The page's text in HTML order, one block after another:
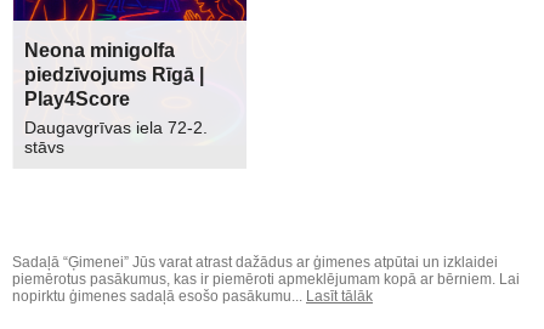
Neona minigolfa
piedzīvojums Rīgā |
Play4Score
Daugavgrīvas iela 72-2.
stāvs
Sadaļā “Ģimenei” Jūs varat atrast dažādus ar ģimenes atpūtai un izklaidei
piemērotus pasākumus, kas ir piemēroti apmeklējumam kopā ar bērniem. Lai
nopirktu ģimenes sadaļā esošo pasākumu... Lasīt tālāk